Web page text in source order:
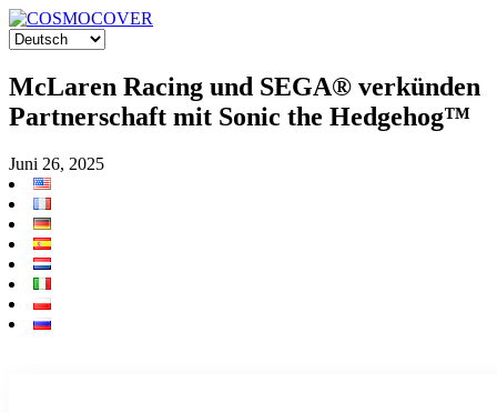
McLaren Racing und SEGA® verkünden
Partnerschaft mit Sonic the Hedgehog™
Juni 26, 2025